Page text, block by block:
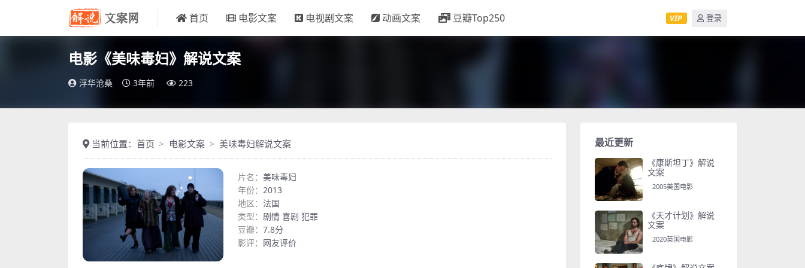
首页 电影文案 电视剧文案 动画文案 豆瓣Top250 VIP 登录
电影《美味毒妇》解说文案
浮华沧桑 3年前 223
当前位置： 首页 电影文案 美味毒妇解说文案
片名： 美味毒妇
年份： 2013
地区： 法国
类型： 剧情 喜剧 犯罪
豆瓣： 7.8分
影评： 网友评价
最近更新
《康斯坦丁》解说
文案
2005美国电影
《天才计划》解说
文案
2020英国电影